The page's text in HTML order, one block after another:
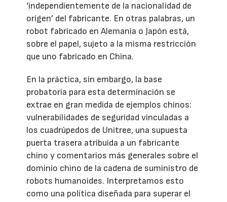
‘independientemente de la nacionalidad de
origen’ del fabricante. En otras palabras, un
robot fabricado en Alemania o Japón está,
sobre el papel, sujeto a la misma restricción
que uno fabricado en China.
En la práctica, sin embargo, la base
probatoria para esta determinación se
extrae en gran medida de ejemplos chinos:
vulnerabilidades de seguridad vinculadas a
los cuadrúpedos de Unitree, una supuesta
puerta trasera atribuida a un fabricante
chino y comentarios más generales sobre el
dominio chino de la cadena de suministro de
robots humanoides. Interpretamos esto
como una política diseñada para superar el